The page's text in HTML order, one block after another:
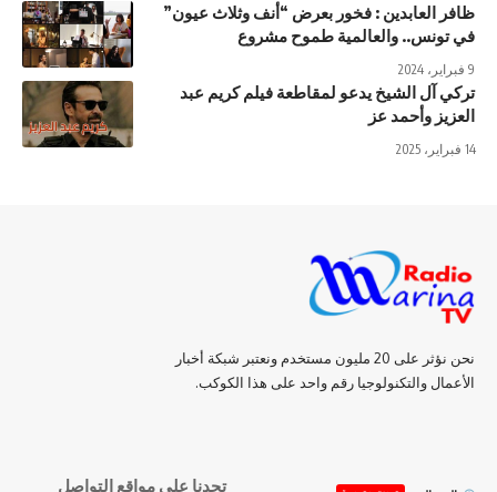
ظافر العابدين : فخور بعرض “أنف وثلاث عيون”
في تونس.. والعالمية طموح مشروع
9 فبراير، 2024
تركي آل الشيخ يدعو لمقاطعة فيلم كريم عبد
العزيز وأحمد عز
14 فبراير، 2025
نحن نؤثر على 20 مليون مستخدم ونعتبر شبكة أخبار
الأعمال والتكنولوجيا رقم واحد على هذا الكوكب.
تجدنا على مواقع التواصل